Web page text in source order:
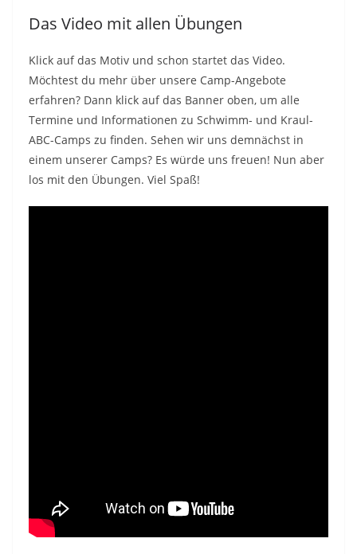
Das Video mit allen Übungen
Klick auf das Motiv und schon startet das Video.
Möchtest du mehr über unsere Camp-Angebote
erfahren? Dann klick auf das Banner oben, um alle
Termine und Informationen zu Schwimm- und Kraul-
ABC-Camps zu finden. Sehen wir uns demnächst in
einem unserer Camps? Es würde uns freuen! Nun aber
los mit den Übungen. Viel Spaß!